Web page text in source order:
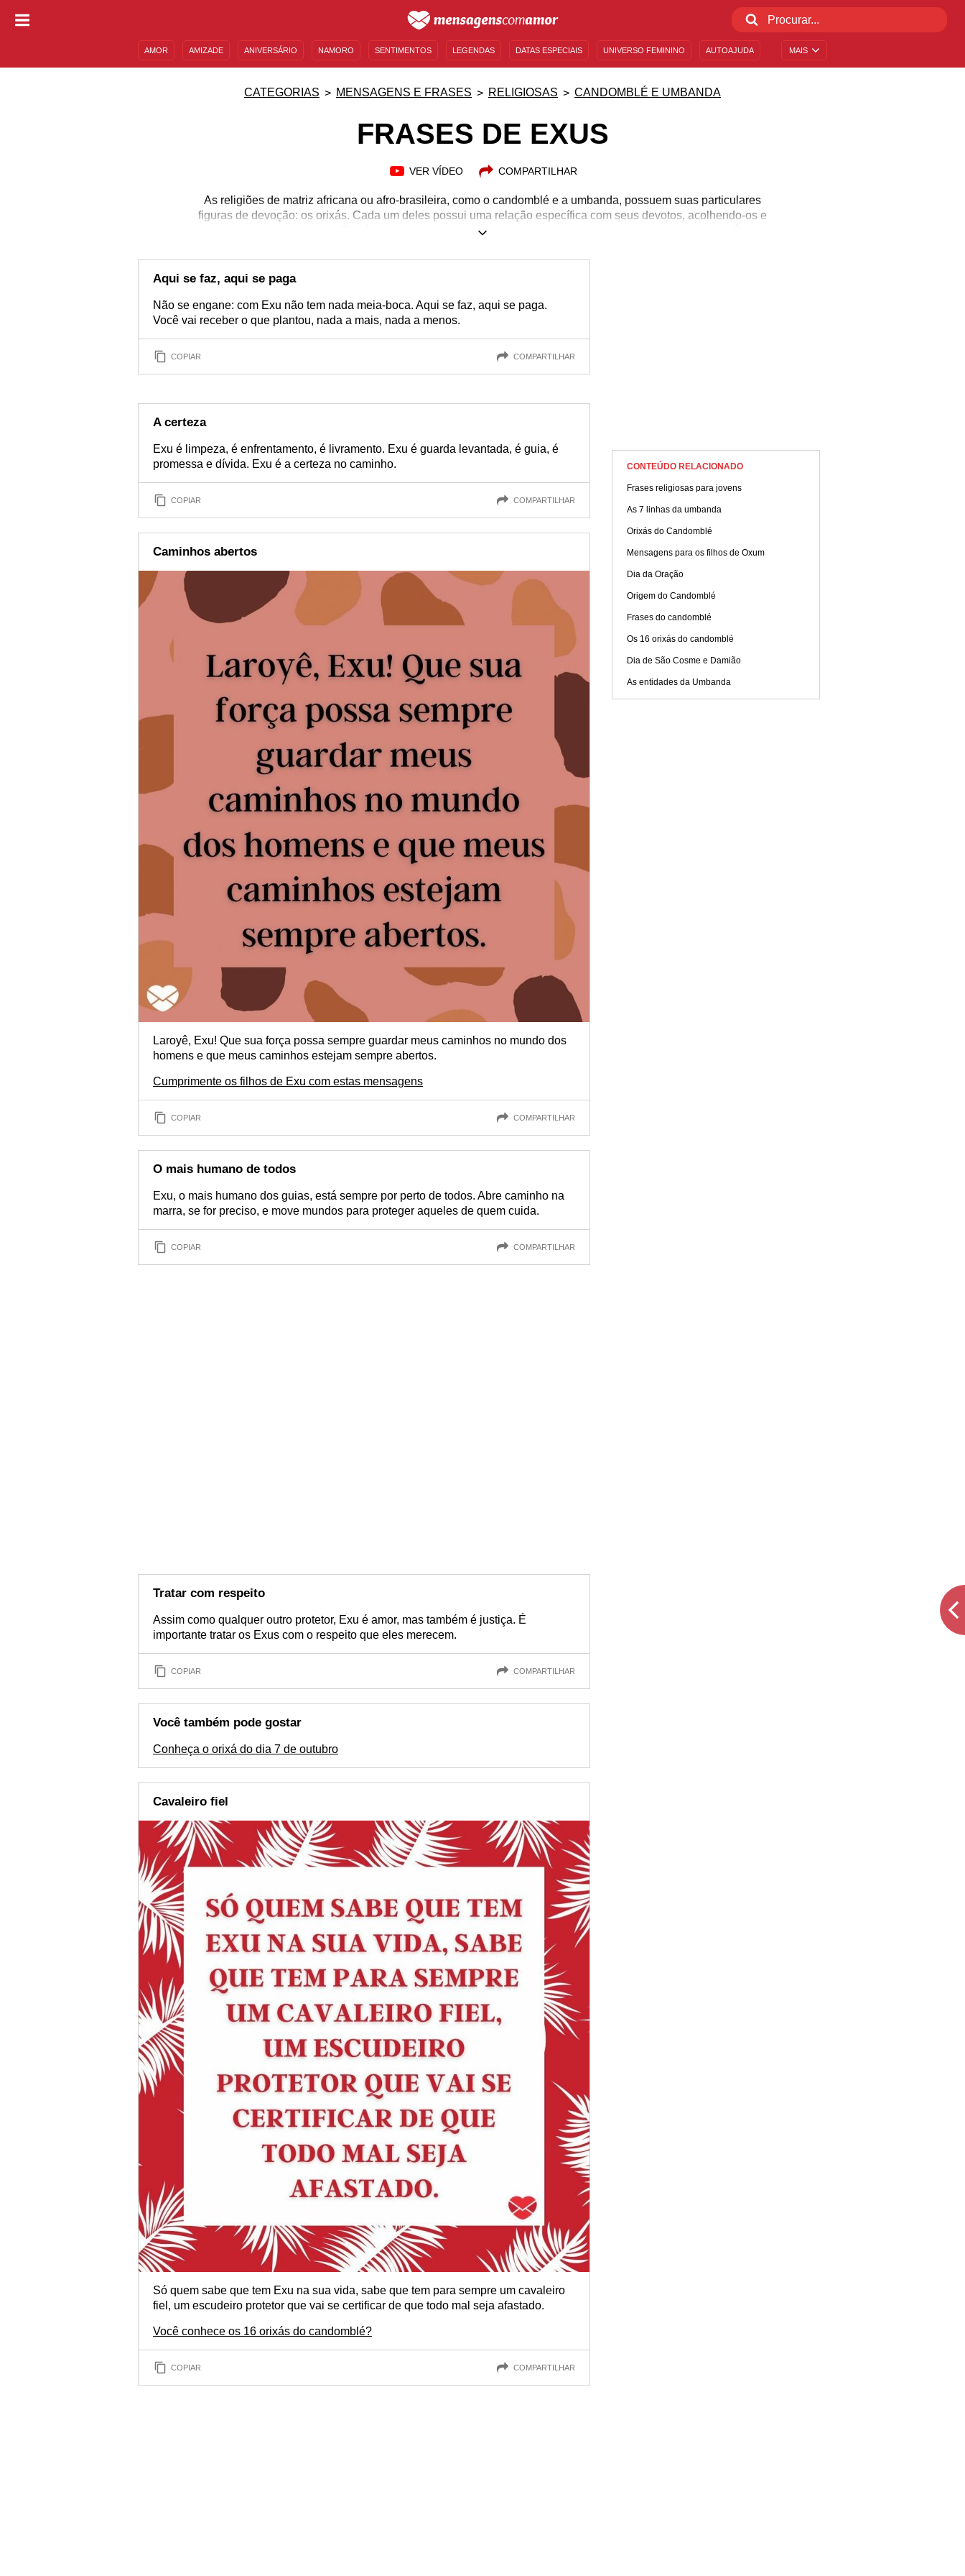
MAIS
AMOR AMIZADE ANIVERSÁRIO NAMORO SENTIMENTOS LEGENDAS DATAS ESPECIAIS UNIVERSO FEMININO AUTOAJUDA
CATEGORIAS MENSAGENS E FRASES RELIGIOSAS CANDOMBLÉ E UMBANDA
FRASES DE EXUS
VER VÍDEO COMPARTILHAR
As religiões de matriz africana ou afro-brasileira, como o candomblé e a umbanda, possuem suas particulares
figuras de devoção: os orixás. Cada um deles possui uma relação específica com seus devotos, acolhendo-os e
oferecendo seus poderes. Exu é um desses adorados protetores dos umbandistas ou candomblecistas. É ele
aqueles que estão ao seu lado. Estreite suas ligações com esse orixá tão querido! Para te ajudar a conectar-se
ainda mais com ele, compartilhe essas frases de Exu e não tenha vergonha de expor sua religiosidade. Afinal,
Aqui se faz, aqui se paga
Não se engane: com Exu não tem nada meia-boca. Aqui se faz, aqui se paga.
Você vai receber o que plantou, nada a mais, nada a menos.
COPIAR COMPARTILHAR
A certeza
Exu é limpeza, é enfrentamento, é livramento. Exu é guarda levantada, é guia, é
promessa e dívida. Exu é a certeza no caminho.
COPIAR COMPARTILHAR
Caminhos abertos
Laroyê, Exu! Que sua força possa sempre guardar meus caminhos no mundo dos
homens e que meus caminhos estejam sempre abertos.
Cumprimente os filhos de Exu com estas mensagens
COPIAR COMPARTILHAR
O mais humano de todos
Exu, o mais humano dos guias, está sempre por perto de todos. Abre caminho na
marra, se for preciso, e move mundos para proteger aqueles de quem cuida.
COPIAR COMPARTILHAR
Tratar com respeito
Assim como qualquer outro protetor, Exu é amor, mas também é justiça. É
importante tratar os Exus com o respeito que eles merecem.
COPIAR COMPARTILHAR
Você também pode gostar
Conheça o orixá do dia 7 de outubro
Cavaleiro fiel
Só quem sabe que tem Exu na sua vida, sabe que tem para sempre um cavaleiro
fiel, um escudeiro protetor que vai se certificar de que todo mal seja afastado.
Você conhece os 16 orixás do candomblé?
COPIAR COMPARTILHAR
CONTEÚDO RELACIONADO
Frases religiosas para jovens
As 7 linhas da umbanda
Orixás do Candomblé
Mensagens para os filhos de Oxum
Dia da Oração
Origem do Candomblé
Frases do candomblé
Os 16 orixás do candomblé
Dia de São Cosme e Damião
As entidades da Umbanda